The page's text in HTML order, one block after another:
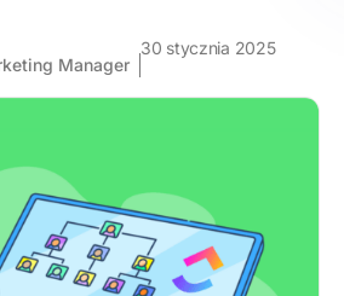
Manager
30 stycznia 2025